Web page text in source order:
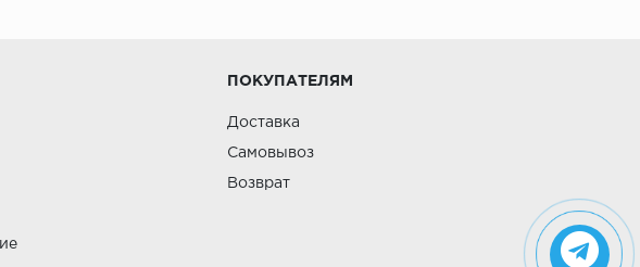
ПОКУПАТЕЛЯМ
Доставка
Самовывоз
Возврат